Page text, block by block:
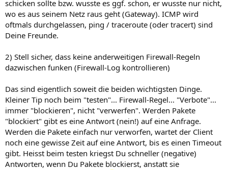
schicken sollte bzw. wusste es ggf. schon, er wusste nur nicht,
wo es aus seinem Netz raus geht (Gateway). ICMP wird
oftmals durchgelassen, ping / traceroute (oder tracert) sind
Deine Freunde.
2) Stell sicher, dass keine anderweitigen Firewall-Regeln
dazwischen funken (Firewall-Log kontrollieren)
Das sind eigentlich soweit die beiden wichtigsten Dinge.
Kleiner Tip noch beim "testen"... Firewall-Regel... "Verbote"...
immer "blockieren", nicht "verwerfen". Werden Pakete
"blockiert" gibt es eine Antwort (nein!) auf eine Anfrage.
Werden die Pakete einfach nur verworfen, wartet der Client
noch eine gewisse Zeit auf eine Antwort, bis es einen Timeout
gibt. Heisst beim testen kriegst Du schneller (negative)
Antworten, wenn Du Pakete blockierst, anstatt sie